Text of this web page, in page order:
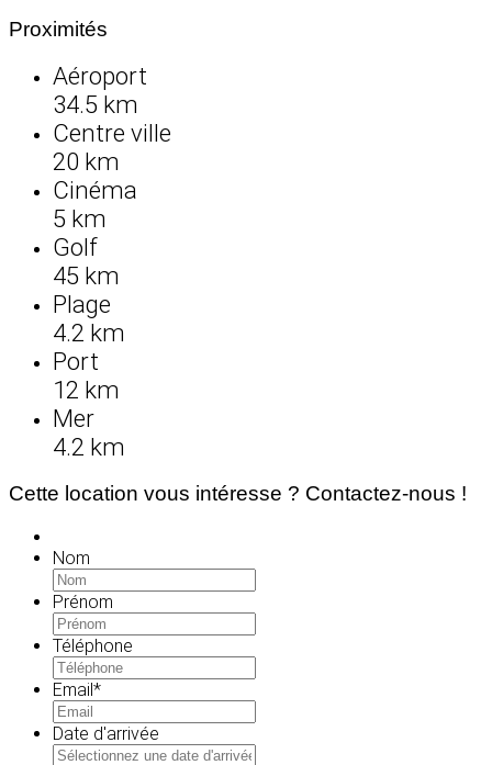
Proximités
Aéroport
34.5 km
Centre ville
20 km
Cinéma
5 km
Golf
45 km
Plage
4.2 km
Port
12 km
Mer
4.2 km
Cette location vous intéresse ? Contactez-nous !
Nom
Prénom
Téléphone
Email*
Date d'arrivée